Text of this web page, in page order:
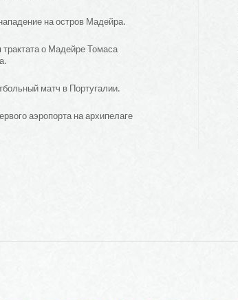
на остров Мадейра.
трактата о Мадейре Томаса
матч в Португалии.
аэропорта на архипелаге